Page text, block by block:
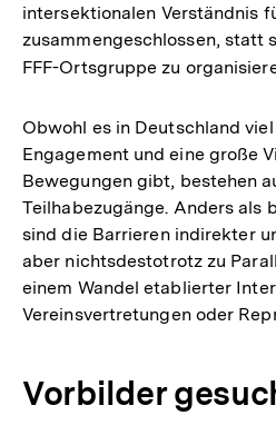
Fußnote
intersektionalen Verständnis
zusammengeschlossen, statt
FFF-Ortsgruppe zu
Obwohl es in Deutschland
Engagement und eine große
Bewegungen gibt, bestehen
Teilhabezugänge. Anders als
sind die Barrieren indirekter
aber nichtsdestotrotz zu
einem Wandel etablierter
Vereinsvertretungen oder
Vorbilder